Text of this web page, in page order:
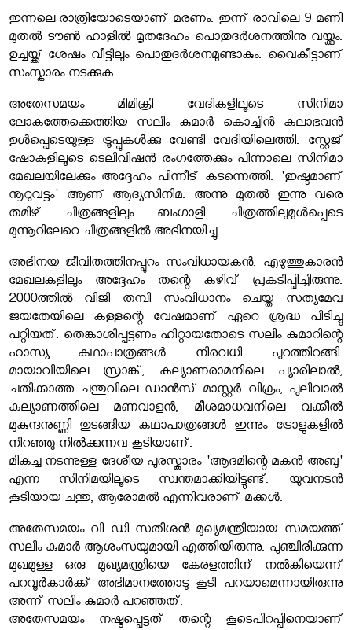
ഇന്നലെ രാത്രിയോടെയാണ് മരണം. ഇന്ന് രാവിലെ 9 മണി
മുതൽ ടൗൺ ഹാളിൽ മൃതദേഹം പൊതുദർശനത്തിനു വയ്ക്കും.
ഉച്ചയ്ക്ക് ശേഷം വീട്ടിലും പൊതുദർശനമുണ്ടാകും. വൈകീട്ടാണ്
സംസ്കാരം നടക്കുക.
അതേസമയം മിമിക്രി വേദികളിലൂടെ സിനിമാ
ലോകത്തേക്കെത്തിയ സലിം കുമാർ കൊച്ചിൻ കലാഭവൻ
ഉൾപ്പെടെയുള്ള ട്രൂപ്പുകൾക്കു വേണ്ടി വേദിയിലെത്തി. സ്റ്റേജ്
ഷോകളിലൂടെ ടെലിവിഷൻ രംഗത്തേക്കും പിന്നാലെ സിനിമാ
മേഖലയിലേക്കും അദ്ദേഹം പിന്നീട് കടന്നെത്തി. 'ഇഷ്ടമാണ്
നൂറുവട്ടം' ആണ് ആദ്യസിനിമ. അന്നു മുതൽ ഇന്നു വരെ
തമിഴ് ചിത്രങ്ങളിലും ബംഗാളി ചിത്രത്തിലുമുൾപ്പെടെ
മുന്നൂറിലേറെ ചിത്രങ്ങളിൽ അഭിനയിച്ചു.
അഭിനയ ജീവിതത്തിനപ്പുറം സംവിധായകൻ, എഴുത്തുകാരൻ
മേഖലകളിലും അദ്ദേഹം തന്റെ കഴിവ് പ്രകടിപ്പിച്ചിരുന്നു.
2000ത്തിൽ വിജി തമ്പി സംവിധാനം ചെയ്ത സത്യമേവ
ജയതേയിലെ കള്ളന്റെ വേഷമാണ് ഏറെ ശ്രദ്ധ പിടിച്ചു
പറ്റിയത്. തെങ്കാശിപ്പട്ടണം ഹിറ്റായതോടെ സലിം കുമാറിന്റെ
ഹാസ്യ കഥാപാത്രങ്ങൾ നിരവധി പുറത്തിറങ്ങി.
മായാവിയിലെ സ്രാങ്ക്, കല്യാണരാമനിലെ പ്യാരിലാൽ,
ചതിക്കാത്ത ചന്തുവിലെ ഡാൻസ് മാസ്റ്റർ വിക്രം, പുലിവാൽ
കല്യാണത്തിലെ മണവാളൻ, മീശമാധവനിലെ വക്കീൽ
മുകുന്ദനുണ്ണി തുടങ്ങിയ കഥാപാത്രങ്ങൾ ഇന്നും ട്രോളുകളിൽ
നിറഞ്ഞു നിൽക്കുന്നവ കൂടിയാണ്.
മികച്ച നടന്നുള്ള ദേശീയ പുരസ്കാരം 'ആദമിന്റെ മകൻ അബു'
എന്ന സിനിമയിലൂടെ സ്വന്തമാക്കിയിട്ടുണ്ട്. യുവനടൻ
കൂടിയായ ചന്തു, ആരോമൽ എന്നിവരാണ് മക്കൾ.
അതേസമയം വി ഡി സതീശൻ മുഖ്യമന്ത്രിയായ സമയത്ത്
സലിം കുമാർ ആശംസയുമായി എത്തിയിരുന്നു. പുഞ്ചിരിക്കുന്ന
മുഖമുള്ള ഒരു മുഖ്യമന്ത്രിയെ കേരളത്തിന് നൽകിയെന്ന്
പറവൂർകാർക്ക് അഭിമാനത്തോടു കൂടി പറയാമെന്നായിരുന്നു
അന്ന് സലിം കുമാർ പറഞ്ഞത്.
അതേസമയം നഷ്ടപ്പെട്ടത് തന്റെ കൂടെപിറപ്പിനെയാണ്